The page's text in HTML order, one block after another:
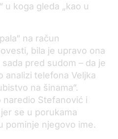
u koga gleda „kao u
na račun
bila je upravo ona
pred sudom – da je
analizi telefona Veljka
na šinama“.
naredio Stefanović i
se u porukama
pominje njegovo ime.